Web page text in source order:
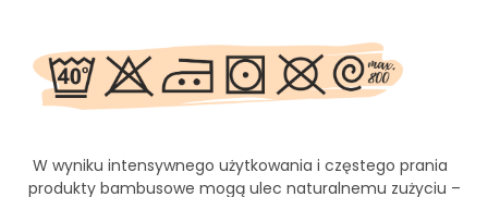
W wyniku intensywnego użytkowania i częstego prania
produkty bambusowe mogą ulec naturalnemu zużyciu –